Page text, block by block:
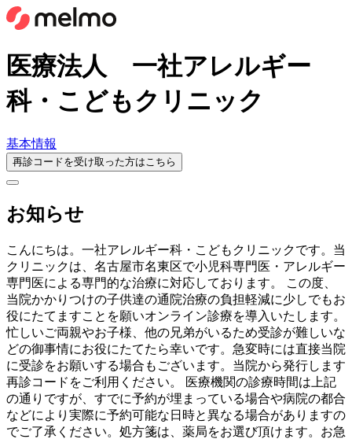
医療法人 一社アレルギー
科・こどもクリニック
基本情報
再診コードを受け取った方はこちら
お知らせ
こんにちは。一社アレルギー科・こどもクリニックです。当
クリニックは、名古屋市名東区で小児科専門医・アレルギー
専門医による専門的な治療に対応しております。 この度、
当院かかりつけの子供達の通院治療の負担軽減に少しでもお
役にたてますことを願いオンライン診療を導入いたします。
忙しいご両親やお子様、他の兄弟がいるため受診が難しいな
どの御事情にお役にたてたら幸いです。急変時には直接当院
に受診をお願いする場合もございます。当院から発行します
再診コードをご利用ください。 医療機関の診療時間は上記
の通りですが、すでに予約が埋まっている場合や病院の都合
などにより実際に予約可能な日時と異なる場合がありますの
でご了承ください。処方箋は、薬局をお選び頂けます。お急